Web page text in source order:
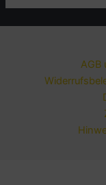
AGB